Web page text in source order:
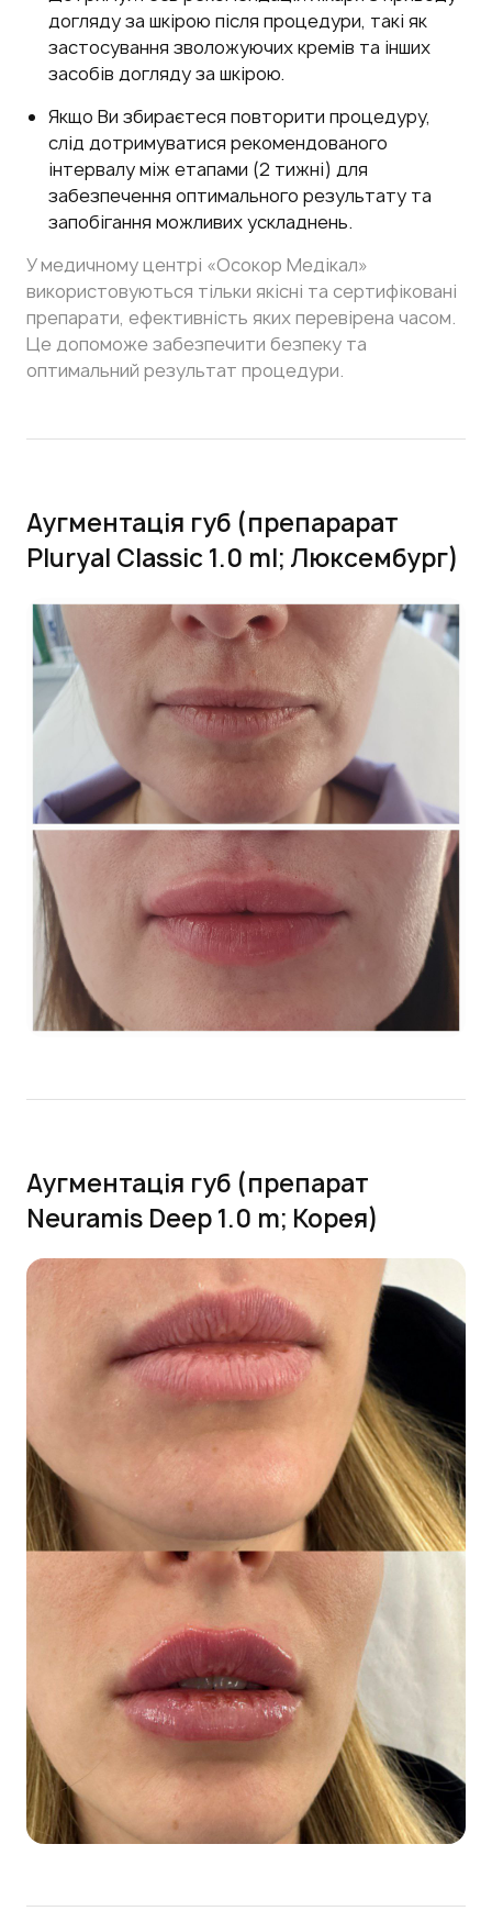
догляду за шкірою після процедури, такі як
застосування зволожуючих кремів та інших
засобів догляду за шкірою.
Якщо Ви збираєтеся повторити процедуру,
слід дотримуватися рекомендованого
інтервалу між етапами (2 тижні) для
забезпечення оптимального результату та
запобігання можливих ускладнень.
У медичному центрі «Осокор Медікал»
використовуються тільки якісні та сертифіковані
препарати, ефективність яких перевірена часом.
Це допоможе забезпечити безпеку та
оптимальний результат процедури.
Аугментація губ (препарарат
Pluryal Classic 1.0 ml; Люксембург)
Аугментація губ (препарат
Neuramis Deep 1.0 m; Корея)